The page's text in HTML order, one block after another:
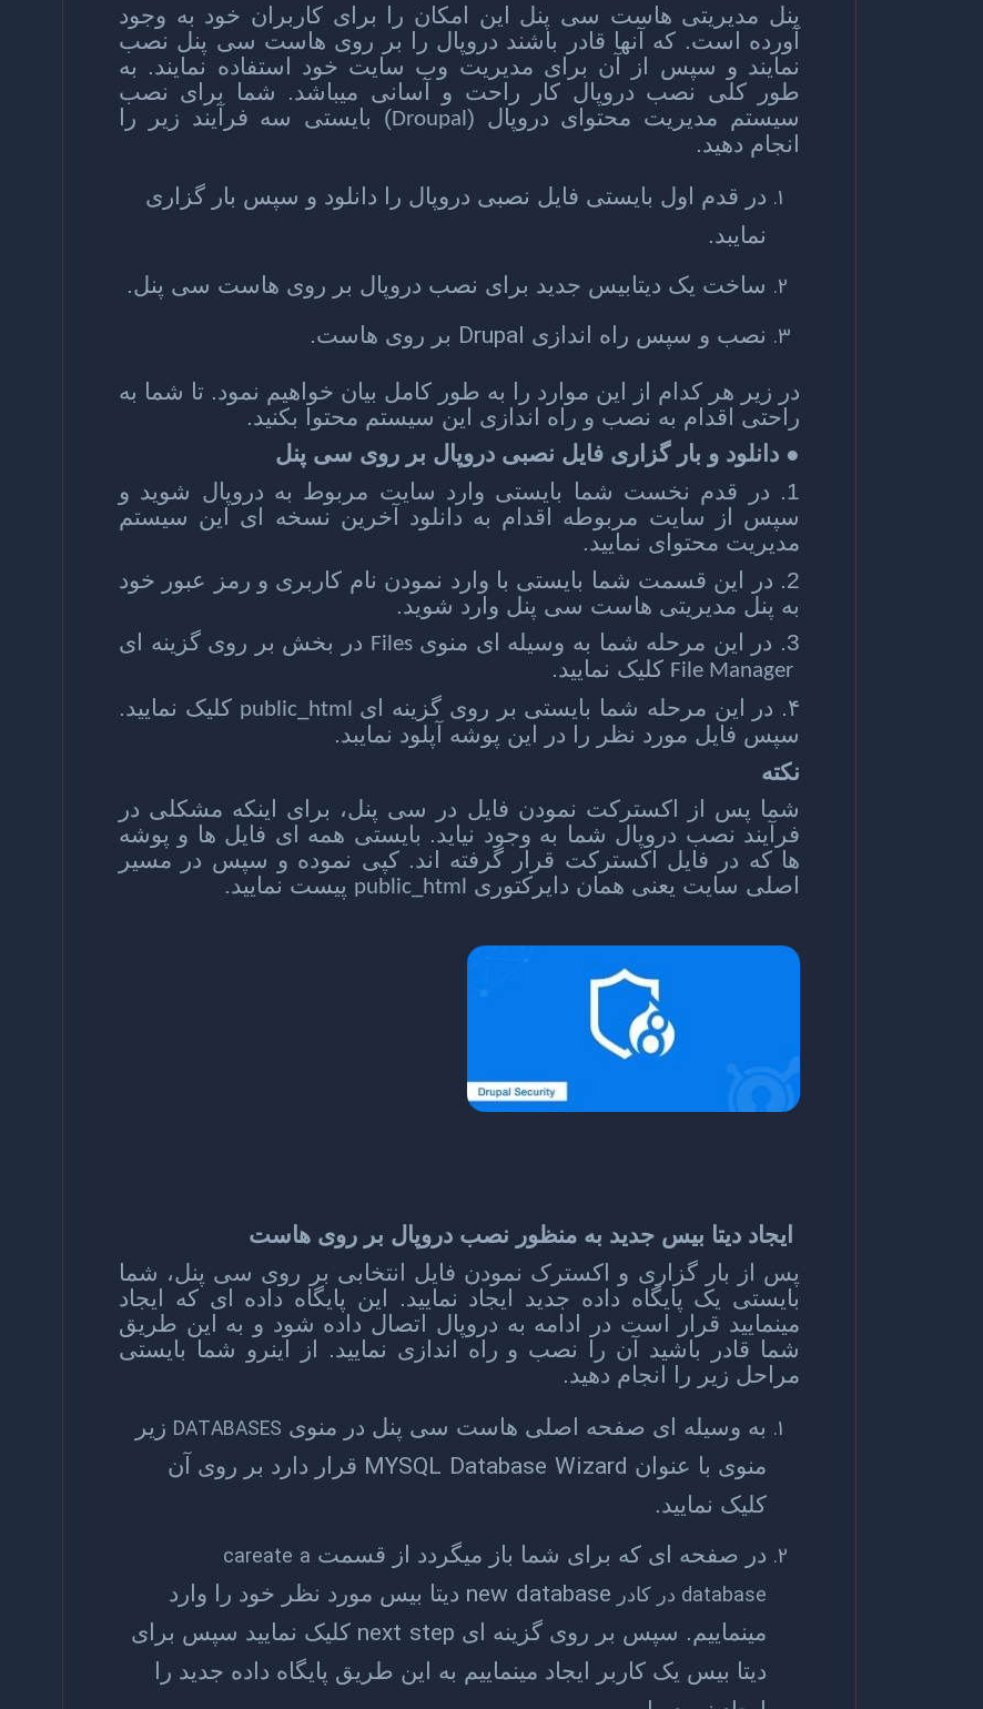
پنل مدیریتی هاست سی پنل این امکان را برای کاربران خود به وجود
آورده است‌. که آنها قادر باشند دروپال را بر روی هاست سی پنل نصب
نمایند و سپس از آن برای مدیریت وب سایت خود استفاده نمایند. به
طور کلی نصب دروپال کار راحت و آسانی میباشد. شما برای نصب
سیستم مدیریت محتوای دروپال ( Droupal) بایستی سه فرآیند زیر را
انجام دهید.
در قدم اول بایستی فایل نصبی دروپال را دانلود و سپس بار گزاری
نمایبد.
ساخت یک دیتابیس جدید برای نصب دروپال بر روی هاست سی پنل.
نصب و سپس راه اندازی Drupal بر روی هاست.
در زیر هر کدام از این موارد را به طور کامل بیان خواهیم نمود. تا شما به
راحتی اقدام به نصب و راه اندازی این سیستم محتوا بکنید.
● دانلود و بار گزاری فایل نصبی دروپال بر روی سی پنل
1. در قدم نخست شما بایستی وارد سایت مربوط به دروپال شوید و
سپس از سایت مربوطه اقدام به دانلود آخرین نسخه ای این سیستم
مدیریت محتوای نمایید.
2. در این قسمت شما بایستی با وارد نمودن نام کاربری و رمز عبور خود
به پنل مدیریتی هاست سی پنل وارد شوید.
3. در این مرحله شما به وسیله ای منوی
Files در بخش بر روی گزینه ای
File Manager کلیک نمایید.
۴. در این مرحله شما بایستی بر روی گزینه ای
public_html کلیک نمایید.
سپس فایل مورد نظر را در این پوشه آپلود نمایبد.
نکته
شما پس از اکسترکت نمودن فایل در سی پنل، برای اینکه مشکلی در
فرآیند نصب دروپال شما به وجود نیاید. بایستی همه ای فایل ها و پوشه
ها که در فایل اکسترکت قرار گرفته اند. کپی نموده و سپس در مسیر
اصلی سایت یعنی همان دایرکتوری public_html پیست نمایید.
ایجاد دیتا بیس جدید به منظور نصب دروپال بر روی هاست
پس از بار گزاری و اکسترک نمودن فایل انتخابی بر روی سی پنل، شما
بایستی یک پایگاه داده جدید ایجاد نمایید. این پایگاه داده ای که ایجاد
مینمایید قرار است در ادامه به دروپال اتصال داده شود و به این طریق
شما قادر باشید آن را نصب و راه اندازی نمایید. از اینرو شما بایستی
مراحل زیر را انجام دهید.
به وسیله ای صفحه اصلی هاست سی پنل در منوی DATABASES زیر
منوی با عنوان MYSQL Database Wizard قرار دارد بر روی آن
کلیک نمایید.
در صفحه ای که برای شما باز میگردد از قسمت careate a
database در کادر new database دیتا بیس مورد نظر خود را وارد
مینماییم. سپس بر روی گزینه ای next step کلیک نمایید سپس برای
دیتا بیس یک کاربر ایجاد مینماییم به این طریق پایگاه داده جدید را